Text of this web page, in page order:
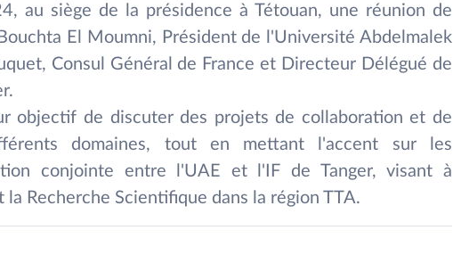
au siège de la présidence à Tétouan, une réunion de
El Moumni, Président de l'Université Abdelmalek
Consul Général de France et Directeur Délégué de
objectif de discuter des projets de collaboration et de
domaines, tout en mettant l'accent sur les
conjointe entre l'UAE et l'IF de Tanger, visant à
Recherche Scientifique dans la région TTA.